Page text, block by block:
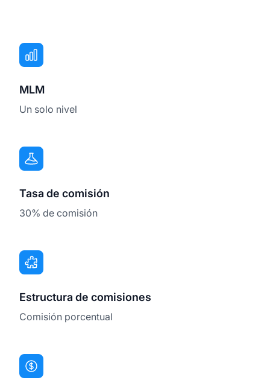
MLM
Un solo nivel
Tasa de comisión
30% de comisión
Estructura de comisiones
Comisión porcentual